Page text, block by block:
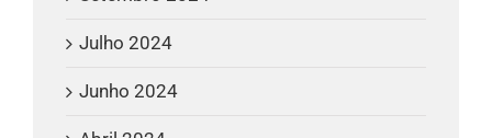
Julho 2024
Junho 2024